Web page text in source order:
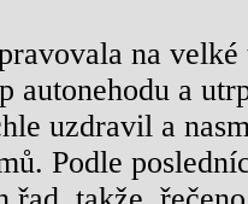
na
autonehodu a
uzdravil a
Podle